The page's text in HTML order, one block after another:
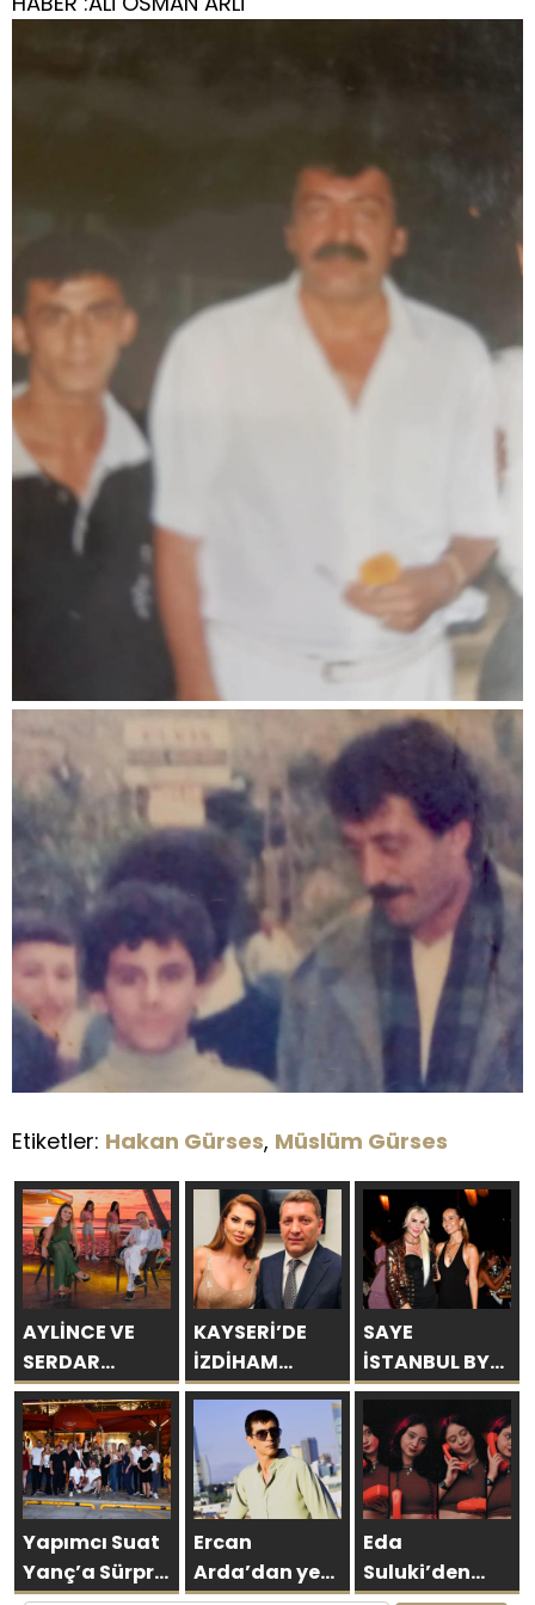
Etiketler: Hakan Gürses, Müslüm Gürses
AYLİNCE VE
SERDAR
ORTAÇ’TAN
YAZA
“ROMANTİK
AŞK”
BOMBASI!
KAYSERİ’DE
İZDİHAM
DEĞİL, REKOR
VARDI! 195 BİN
KİŞİ
SAYE
İSTANBUL BY
ARAKİ
GÖRKEMLİ BİR
AÇILIŞLA
KAPILARINI
AÇTI!
Yapımcı Suat
Yanç’a Sürpriz
Ercan
Arda’dan yeni
Eda
Suluki’den